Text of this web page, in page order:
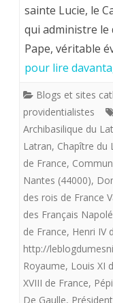
Messe
en
du
Latran
-
du
sainte Lucie, le
qui administre le
Pape, véritable
pour lire
Blogs et sites
providentialistes
Archibasilique du
Latran, Chapître du
de France,
Nantes (44000),
des rois de France
des Français
de France, Henri IV
http://
Royaume, Louis XI
XVIII de France,
De Gaulle,